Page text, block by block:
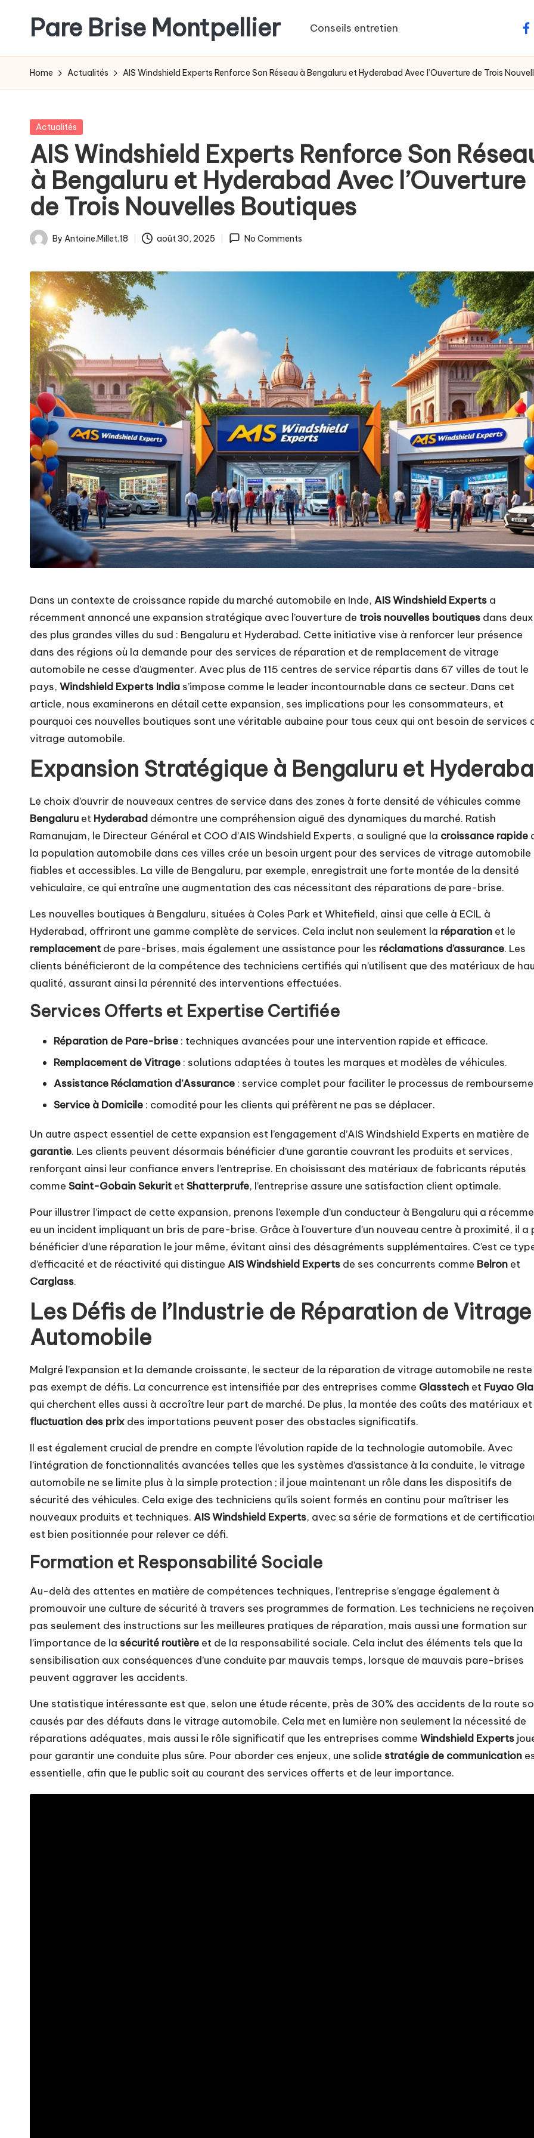
content
Pare Brise Montpellier Conseils entretien
Home Actualités AIS Windshield Experts Renforce Son Réseau à Bengaluru et Hyderabad Avec l’Ouverture de Trois
Posted
Actualités
AIS Windshield Experts Renforce Son
à Bengaluru et Hyderabad Avec l’Ouverture
de Trois Nouvelles Boutiques
Posted
By Antoine.Millet.18 août 30, 2025 No Comments
Dans un contexte de croissance rapide du marché automobile en Inde, AIS Windshield Experts a
récemment annoncé une expansion stratégique avec l’ouverture de trois nouvelles boutiques dans deux
des plus grandes villes du sud : Bengaluru et Hyderabad. Cette initiative vise à renforcer leur présence
dans des régions où la demande pour des services de réparation et de remplacement de vitrage
automobile ne cesse d’augmenter. Avec plus de 115 centres de service répartis dans 67 villes de tout le
pays, Windshield Experts India s’impose comme le leader incontournable dans ce secteur. Dans cet
article, nous examinerons en détail cette expansion, ses implications pour les consommateurs, et
pourquoi ces nouvelles boutiques sont une véritable aubaine pour tous ceux qui ont besoin de services
vitrage automobile.
Expansion Stratégique à Bengaluru et
Le choix d’ouvrir de nouveaux centres de service dans des zones à forte densité de véhicules comme
Bengaluru et Hyderabad démontre une compréhension aiguë des dynamiques du marché. Ratish
Ramanujam, le Directeur Général et COO d’AIS Windshield Experts, a souligné que la croissance rapide
la population automobile dans ces villes crée un besoin urgent pour des services de vitrage automobile
fiables et accessibles. La ville de Bengaluru, par exemple, enregistrait une forte montée de la densité
vehiculaire, ce qui entraîne une augmentation des cas nécessitant des réparations de pare-brise.
Les nouvelles boutiques à Bengaluru, situées à Coles Park et Whitefield, ainsi que celle à ECIL à
Hyderabad, offriront une gamme complète de services. Cela inclut non seulement la réparation et le
remplacement de pare-brises, mais également une assistance pour les réclamations d’assurance. Les
clients bénéficieront de la compétence des techniciens certifiés qui n’utilisent que des matériaux de
qualité, assurant ainsi la pérennité des interventions effectuées.
Services Offerts et Expertise Certifiée
Réparation de Pare-brise : techniques avancées pour une intervention rapide et efficace.
Remplacement de Vitrage : solutions adaptées à toutes les marques et modèles de véhicules.
Assistance Réclamation d’Assurance : service complet pour faciliter le processus de
Service à Domicile : comodité pour les clients qui préfèrent ne pas se déplacer.
Un autre aspect essentiel de cette expansion est l’engagement d’AIS Windshield Experts en matière de
garantie. Les clients peuvent désormais bénéficier d’une garantie couvrant les produits et services,
renforçant ainsi leur confiance envers l’entreprise. En choisissant des matériaux de fabricants réputés
comme Saint-Gobain Sekurit etShatterprufe, l’entreprise assure une satisfaction client optimale.
Pour illustrer l’impact de cette expansion, prenons l’exemple d’un conducteur à Bengaluru qui a
eu un incident impliquant un bris de pare-brise. Grâce à l’ouverture d’un nouveau centre à proximité, il a
bénéficier d’une réparation le jour même, évitant ainsi des désagréments supplémentaires. C’est ce
d’efficacité et de réactivité qui distingue AIS Windshield Experts de ses concurrents comme Belron et
Carglass.
Les Défis de l’Industrie de Réparation de Vitrage
Automobile
Malgré l’expansion et la demande croissante, le secteur de la réparation de vitrage automobile ne reste
pas exempt de défis. La concurrence est intensifiée par des entreprises comme Glasstech et Fuyao
qui cherchent elles aussi à accroître leur part de marché. De plus, la montée des coûts des matériaux et
fluctuation des prix des importations peuvent poser des obstacles significatifs.
Il est également crucial de prendre en compte l’évolution rapide de la technologie automobile. Avec
l’intégration de fonctionnalités avancées telles que les systèmes d’assistance à la conduite, le vitrage
automobile ne se limite plus à la simple protection ; il joue maintenant un rôle dans les dispositifs de
sécurité des véhicules. Cela exige des techniciens qu’ils soient formés en continu pour maîtriser les
nouveaux produits et techniques. AIS Windshield Experts, avec sa série de formations et de
est bien positionnée pour relever ce défi.
Formation et Responsabilité Sociale
Au-delà des attentes en matière de compétences techniques, l’entreprise s’engage également à
promouvoir une culture de sécurité à travers ses programmes de formation. Les techniciens ne
pas seulement des instructions sur les meilleures pratiques de réparation, mais aussi une formation sur
l’importance de la sécurité routière et de la responsabilité sociale. Cela inclut des éléments tels que la
sensibilisation aux conséquences d’une conduite par mauvais temps, lorsque de mauvais pare-brises
peuvent aggraver les accidents.
Une statistique intéressante est que, selon une étude récente, près de 30% des accidents de la route
causés par des défauts dans le vitrage automobile. Cela met en lumière non seulement la nécessité de
réparations adéquates, mais aussi le rôle significatif que les entreprises comme Windshield Experts
pour garantir une conduite plus sûre. Pour aborder ces enjeux, une solide stratégie de communication
essentielle, afin que le public soit au courant des services offerts et de leur importance.